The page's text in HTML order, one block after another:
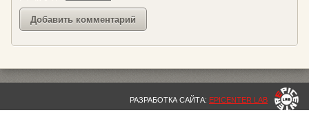
РАЗРАБОТКА САЙТА: EPICENTER LAB